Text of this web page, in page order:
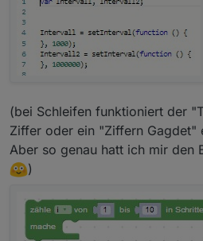
(bei Schleifen funktioniert der
Ziffer oder ein "Ziffern Gagdet"
Aber so genau hatt ich mir den
)